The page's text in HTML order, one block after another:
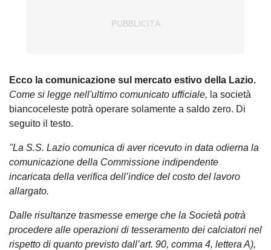
Ecco la comunicazione sul mercato estivo della Lazio.
Come si legge nell'ultimo comunicato ufficiale, la società
biancoceleste potrà operare solamente a saldo zero. Di
seguito il testo.
"La S.S. Lazio comunica di aver ricevuto in data odierna la
comunicazione della Commissione indipendente
incaricata della verifica dell’indice del costo del lavoro
allargato.
Dalle risultanze trasmesse emerge che la Società potrà
procedere alle operazioni di tesseramento dei calciatori nel
rispetto di quanto previsto dall’art. 90, comma 4, lettera A),